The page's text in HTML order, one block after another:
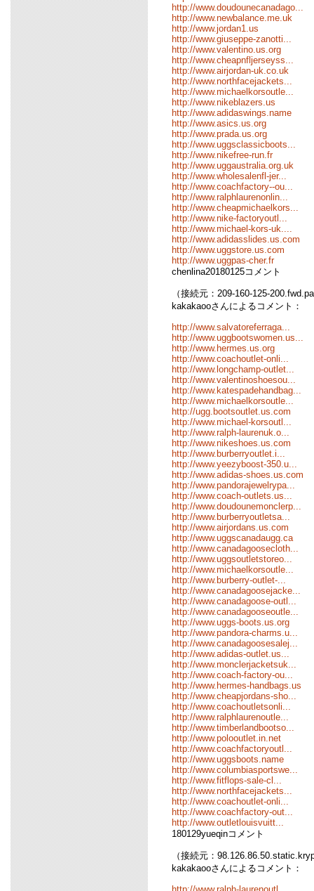
http://www.doudounecanadago...
http://www.newbalance.me.uk
http://www.jordan1.us
http://www.giuseppe-zanotti...
http://www.valentino.us.org
http://www.cheapnfljerseyss...
http://www.airjordan-uk.co.uk
http://www.northfacejackets...
http://www.michaelkorsoutle...
http://www.nikeblazers.us
http://www.adidaswings.name
http://www.asics.us.org
http://www.prada.us.org
http://www.uggsclassicboots...
http://www.nikefree-run.fr
http://www.uggaustralia.org.uk
http://www.wholesalenfl-jer...
http://www.coachfactory--ou...
http://www.ralphlaurenonlin...
http://www.cheapmichaelkors...
http://www.nike-factoryoutl...
http://www.michael-kors-uk....
http://www.adidasslides.us.com
http://www.uggstore.us.com
http://www.uggpas-cher.fr
chenlina20180125コメント
（接続元：209-160-125-
kakakaooさんによるコメント：
http://www.salvatoreferraga...
http://www.uggbootswomen.us...
http://www.hermes.us.org
http://www.coachoutlet-onli...
http://www.longchamp-outlet...
http://www.valentinoshoesou...
http://www.katespadehandbag...
http://www.michaelkorsoutle...
http://ugg.bootsoutlet.us.com
http://www.michael-korsoutl...
http://www.ralph-laurenuk.o...
http://www.nikeshoes.us.com
http://www.burberryoutlet.i...
http://www.yeezyboost-350.u...
http://www.adidas-shoes.us.com
http://www.pandorajewelrypa...
http://www.coach-outlets.us...
http://www.doudounemonclerp...
http://www.burberryoutletsa...
http://www.airjordans.us.com
http://www.uggscanadaugg.ca
http://www.canadagoosecloth...
http://www.uggsoutletstoreo...
http://www.michaelkorsoutle...
http://www.burberry-outlet-...
http://www.canadagoosejacke...
http://www.canadagoose-outl...
http://www.canadagooseoutle...
http://www.uggs-boots.us.org
http://www.pandora-charms.u...
http://www.canadagoosesalej...
http://www.adidas-outlet.us...
http://www.monclerjacketsuk...
http://www.coach-factory-ou...
http://www.hermes-handbags.us
http://www.cheapjordans-sho...
http://www.coachoutletsonli...
http://www.ralphlaurenoutle...
http://www.timberlandbootso...
http://www.polooutlet.in.net
http://www.coachfactoryoutl...
http://www.uggsboots.name
http://www.columbiasportswe...
http://www.fitflops-sale-cl...
http://www.northfacejackets...
http://www.coachoutlet-onli...
http://www.coachfactory-out...
http://www.outletlouisvuitt...
180129yueqinコメント
（接続元：
kakakaooさんによるコメント：